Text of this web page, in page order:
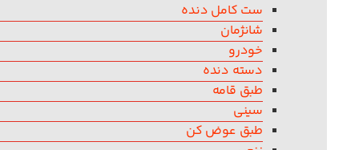
ست کامل دنده
شانژمان
خودرو
دسته دنده
طبق قامه
سینی
طبق عوض کن